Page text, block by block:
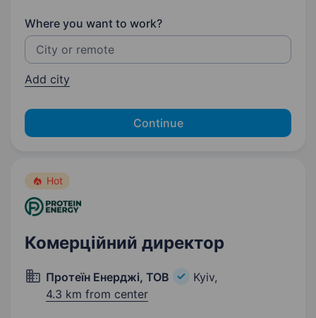
Where you want to work?
Add city
Continue
Hot
Комерційний директор
Протеїн Енерджі, ТОВ
Kyiv,
4.3 km from center